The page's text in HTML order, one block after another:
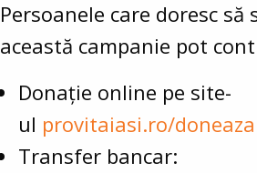
Persoanele care doresc să
această campanie pot
Donație online pe site-
ul provitaiasi.ro/doneaza
Transfer bancar: